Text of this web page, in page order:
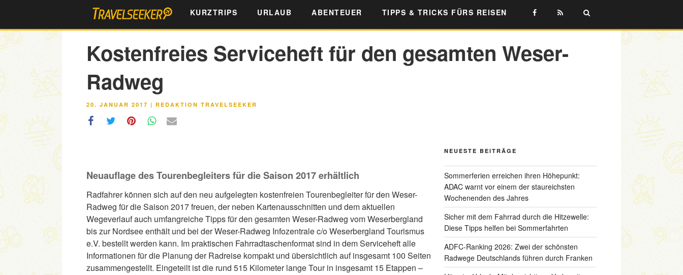
springen
KURZTRIPS URLAUB ABENTEUER TIPPS & TRICKS FÜRS REISEN
Kostenfreies Serviceheft für den gesamten Weser-
Radweg
VERÖFFENTLICHT
20. JANUAR 2017 | REDAKTION TRAVELSEEKER
Neuauflage des Tourenbegleiters für die Saison 2017 erhältlich
Radfahrer können sich auf den neu aufgelegten kostenfreien Tourenbegleiter für den Weser-
Radweg für die Saison 2017 freuen, der neben Kartenausschnitten und dem aktuellen
Wegeverlauf auch umfangreiche Tipps für den gesamten Weser-Radweg vom Weserbergland
bis zur Nordsee enthält und bei der Weser-Radweg Infozentrale c/o Weserbergland Tourismus
e.V. bestellt werden kann. Im praktischen Fahrradtaschenformat sind in dem Serviceheft alle
Informationen für die Planung der Radreise kompakt und übersichtlich auf insgesamt 100 Seiten
zusammengestellt. Eingeteilt ist die rund 515 Kilometer lange Tour in insgesamt 15 Etappen –
NEUESTE BEITRÄGE
Sommerferien erreichen ihren Höhepunkt:
ADAC warnt vor einem der staureichsten
Wochenenden des Jahres
Sicher mit dem Fahrrad durch die Hitzewelle:
Diese Tipps helfen bei Sommerfahrten
ADFC-Ranking 2026: Zwei der schönsten
Radwege Deutschlands führen durch Franken